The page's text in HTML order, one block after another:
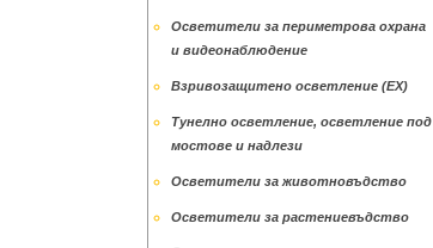
Осветители за периметрова охрана
и видеонаблюдение
Взривозащитено осветление (ЕХ)
Тунелно осветление, осветление под
мостове и надлези
Осветители за животновъдство
Осветители за растениевъдство